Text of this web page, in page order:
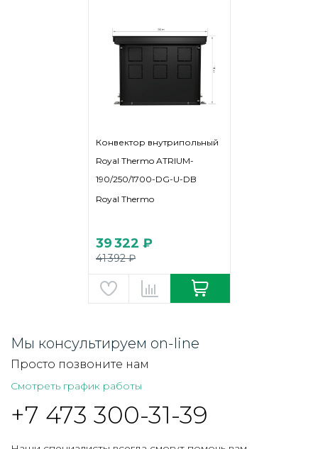
Конвектор внутрипольный
Royal Thermo ATRIUM-
190/250/1700-DG-U-DB
Royal Thermo
39 322 ₽
41 392 ₽
Мы консультируем on-line
Просто позвоните нам
Смотреть график работы
+7 473 300-31-39